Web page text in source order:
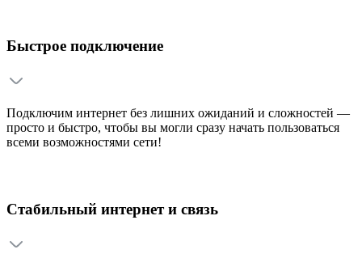
Быстрое подключение
Подключим интернет без лишних ожиданий и сложностей —
просто и быстро, чтобы вы могли сразу начать пользоваться
всеми возможностями сети!
Стабильный интернет и связь